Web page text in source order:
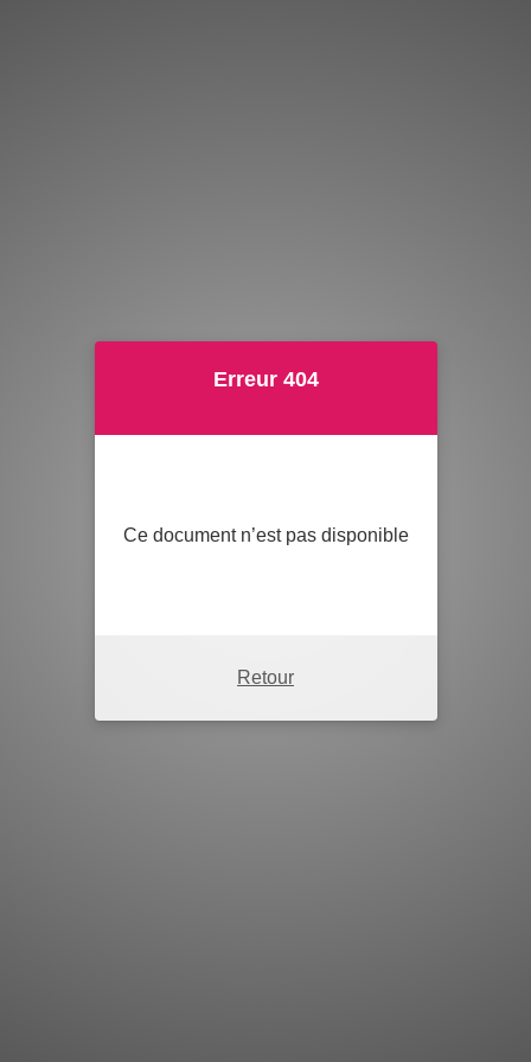
Erreur 404
Ce document n’est pas disponible
Retour